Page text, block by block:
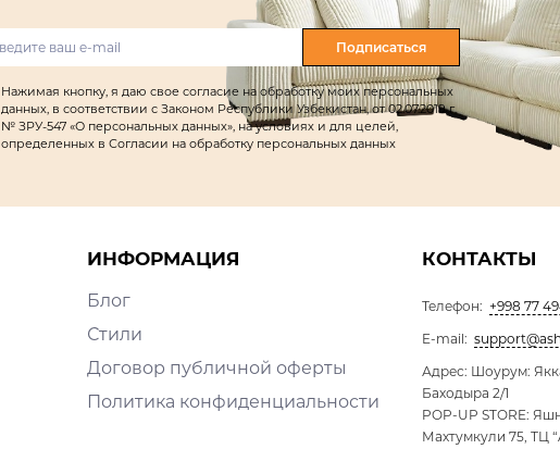
Подписаться
Нажимая кнопку, я даю свое согласие на обработку моих персональных
данных, в соответствии с Законом Республики Узбекистан, от 02.07.2019 г.
№ ЗРУ-547 «О персональных данных», на условиях и для целей,
определенных в Согласии на обработку персональных данных
ИНФОРМАЦИЯ
Блог
Стили
Договор публичной оферты
Политика конфиденциальности
КОНТАКТЫ
Телефон: +998 77
E-mail:
Адрес: Шоурум:
Баходыра 2/1
POP-UP STORE:
Махтумкули 75, ТЦ